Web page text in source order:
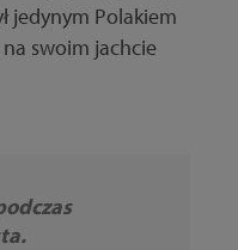
jedynym Polakiem
swoim jachcie